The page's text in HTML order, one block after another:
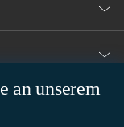
an unserem